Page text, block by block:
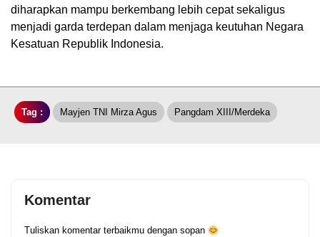
diharapkan mampu berkembang lebih cepat sekaligus
menjadi garda terdepan dalam menjaga keutuhan Negara
Kesatuan Republik Indonesia.
Tag : Mayjen TNI Mirza Agus Pangdam XIII/Merdeka
Komentar
Tuliskan komentar terbaikmu dengan sopan